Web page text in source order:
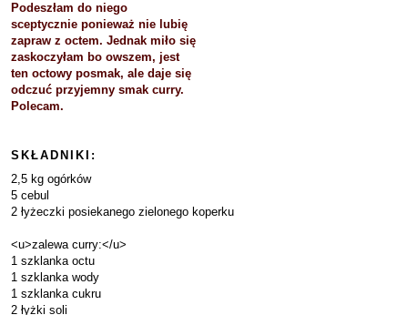
Podeszłam do niego
sceptycznie ponieważ nie lubię
zapraw z octem. Jednak miło się
zaskoczyłam bo owszem, jest
ten octowy posmak, ale daje się
odczuć przyjemny smak curry.
Polecam.
SKŁADNIKI:
2,5 kg ogórków
5 cebul
2 łyżeczki posiekanego zielonego koperku
<u>zalewa curry:</u>
1 szklanka octu
1 szklanka wody
1 szklanka cukru
2 łyżki soli